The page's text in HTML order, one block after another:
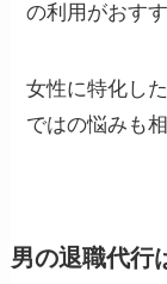
の利用がおすす
女性に特化し
ではの悩みも
男の退職代行